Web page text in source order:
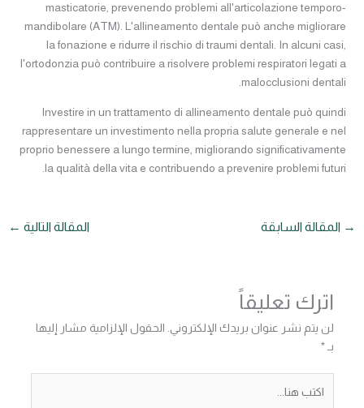
masticatorie, prevenendo problemi all'articolazione temporo-
mandibolare (ATM). L'allineamento dentale può anche migliorare
la fonazione e ridurre il rischio di traumi dentali. In alcuni casi,
l'ortodonzia può contribuire a risolvere problemi respiratori legati a
malocclusioni dentali.
Investire in un trattamento di allineamento dentale può quindi
rappresentare un investimento nella propria salute generale e nel
proprio benessere a lungo termine, migliorando significativamente
la qualità della vita e contribuendo a prevenire problemi futuri.
→ المقالة السابقة المقالة التالية ←
اترك تعليقاً
لن يتم نشر عنوان بريدك الإلكتروني. الحقول الإلزامية مشار إليها
بـ*
هنا...